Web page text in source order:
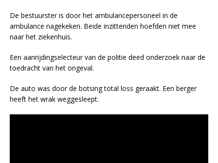
De bestuurster is door het ambulancepersoneel in de
ambulance nagekeken. Beide inzittenden hoefden niet mee
naar het ziekenhuis.
Een aanrijdingselecteur van de politie deed onderzoek naar de
toedracht van het ongeval.
De auto was door de botsing total loss geraakt. Een berger
heeft het wrak weggesleept.